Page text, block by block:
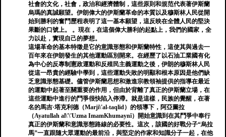
社會的文化，社會，政治和經濟體制，這些原則和規范代表著伊斯蘭
烏瑪的真誠願望。伊朗偉大的伊斯蘭革命的本質以及穆斯林人民從開
始到勝利的奮鬥歷程表明了這一基本願望，這反映在全體人民的堅決
果斷的口號上。 。現在，在這個偉大勝利的起點上，我們的國家，全
力以赴，實現自己的夢想。
這場革命的基本特徵是它的意識形態和伊斯蘭特性，這使其與過去一
百年來在伊朗發生的其他運動區別開來。在經歷了以石油工業國有化
為中心的反專制憲政運動和反殖民主義運動之後，伊朗的穆斯林人民
從這一昂貴的經驗中學到，這些運動失敗的明顯和根本原因是他們缺
乏意識形態基礎。儘管伊斯蘭思想和激進宗教領袖提供的指導在最近
的運動中起著至關重要的作用，但由於背離了真正的伊斯蘭立場，在
這些運動中進行的鬥爭很快陷入停滯。就是這樣，民族的覺醒，在著
名的馬吉·塔克利德（Marji\'al-taqlid）的領導下，阿亞圖拉
（Ayatullah al\'\'Uzma ImamKhumaynî）開始意識到在其鬥爭中奉行
真正的伊斯蘭和意識形態路線的必要性。這次，該國的好戰分子“烏拉
馬”一直跟隨大眾運動的最前沿，與堅定的作家和知識分子一起，在他